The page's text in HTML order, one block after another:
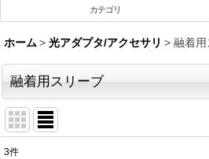
カテゴリ
ホーム > 光アダプタ/アクセサリ > 融着
融着用スリーブ
3件